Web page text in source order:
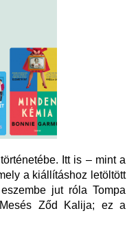
Itt is – mint a
a kiállításhoz letöltött
jut róla Tompa
Ződ Kalija; ez a